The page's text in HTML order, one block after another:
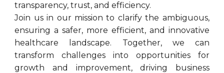
transparency, trust, and efficiency.
Join us in our mission to clarify the ambiguous,
ensuring a safer, more efficient, and innovative
healthcare landscape. Together, we can
transform challenges into opportunities for
growth and improvement, driving business